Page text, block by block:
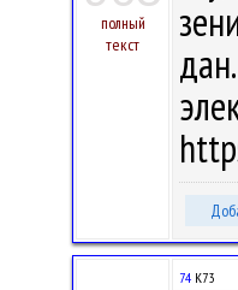
полный
текст
74 К73